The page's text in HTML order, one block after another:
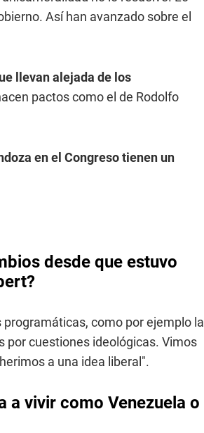
Así han avanzado sobre el
llevan alejada de los
pactos como el de Rodolfo
en el Congreso tienen un
desde que estuvo
como por ejemplo la
por cuestiones ideológicas. Vimos
a una idea liberal".
a vivir como Venezuela o